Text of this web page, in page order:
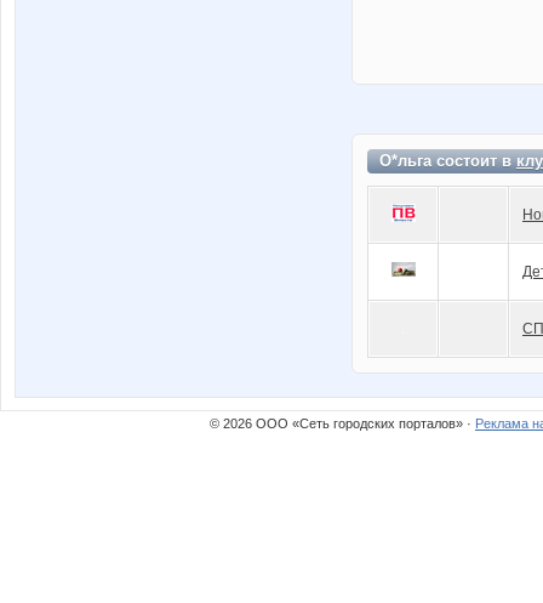
О*льга состоит в
© 2026 ООО «Сеть городских порталов» · Реклама